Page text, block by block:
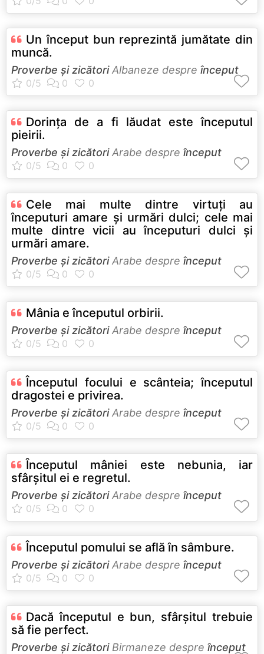
Un început bun reprezintă jumătate din
muncă.
Proverbe și zicătoriAlbaneze despre început
Dorinţa de a fi lăudat este începutul
pieirii.
Proverbe și zicătoriArabe despre început
Cele mai multe dintre virtuţi au
începuturi amare şi urmări dulci; cele mai
multe dintre vicii au începuturi dulci şi
urmări amare.
Proverbe și zicătoriArabe despre început
Mânia e începutul orbirii.
Proverbe și zicătoriArabe despre început
Începutul focului e scânteia; începutul
dragostei e privirea.
Proverbe și zicătoriArabe despre început
Începutul mâniei este nebunia, iar
sfârşitul ei e regretul.
Proverbe și zicătoriArabe despre început
Începutul pomului se află în sâmbure.
Proverbe și zicătoriArabe despre început
Dacă începutul e bun, sfârşitul trebuie
să fie perfect.
Proverbe și zicătoriBirmaneze despre început